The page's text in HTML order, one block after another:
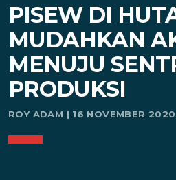
PISEW DI
MUDAHKAN
MENUJU
PRODUKSI
ROY ADAM | 16 NOVEMBER 2020